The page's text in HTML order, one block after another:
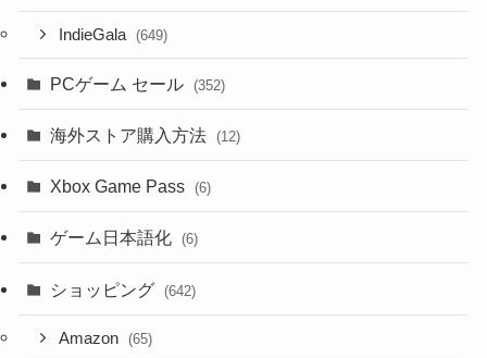
IndieGala (649)
PCゲーム セール (352)
海外ストア購入方法 (12)
Xbox Game Pass (6)
ゲーム日本語化 (6)
ショッピング (642)
Amazon (65)